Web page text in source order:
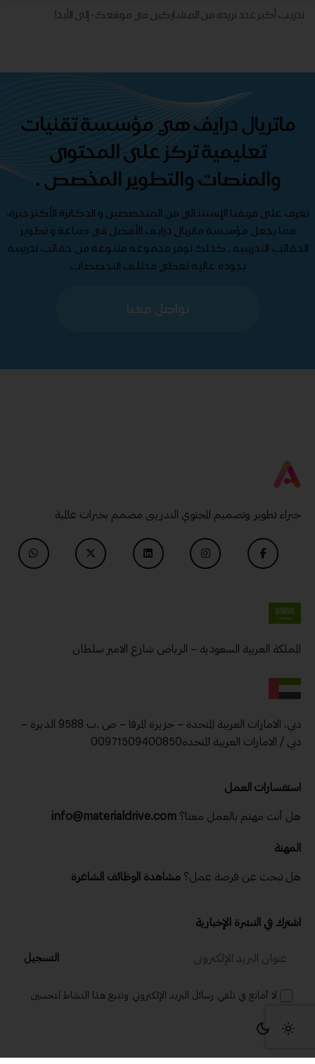
تدريب أكبر عدد تريده من المشاركين في موقعك - ​​إلى الأبد!
ماتريال درايف هي مؤسسة تقنيات
تعليمية تركز على المحتوى
والمنصات والتطوير المخصص .
تعرف على فريقنا الإستثنائي من المتخصصين و الدكاترة الأكثر خبرة،
مما يجعل مؤسسة ماتريال درايف الأفضل في صناعة و تطوير
الحقائب التدريبية , كذلك نوفر مجموعة متنوعة من حقائب تدريبية
بجودة عالية تغطي مختلف التخصصات
تواصل معنا
خبراء تطوير وتصميم المحتوي التدريبى مصمم بخبرات عالمية
المملكة العربية السعودية – الرياض شارع الامير سلطان
دبي، الامارات العربية المتحدة – جزيرة المرفا – ص .ب 9588 الديرة –
دبي / الامارات العربية المتحدة00971509400850
استفسارات العمل
هل أنت مهتم بالعمل معنا؟ info@materialdrive.com
المهنة
هل تبحث عن فرصة عمل؟ مشاهدة الوظائف الشاغرة
اشترك في النشرة الإخبارية
التسجيل
لا أمانع في تلقي رسائل البريد الإلكتروني وتتبع هذا النشاط لتحسين